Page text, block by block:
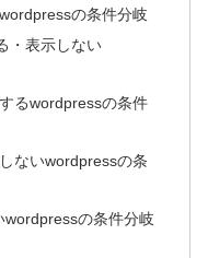
の条件分岐
・表示しない
るwordpressの条件
ないwordpressの条
の条件分岐